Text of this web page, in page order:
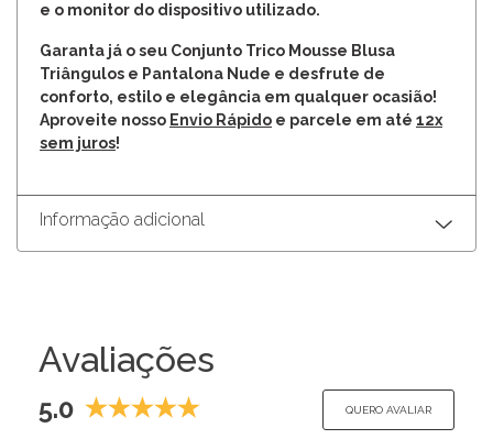
e o monitor do dispositivo utilizado.
Garanta já o seu Conjunto Trico Mousse Blusa
Triângulos e Pantalona Nude e desfrute de
conforto, estilo e elegância em qualquer ocasião!
Aproveite nosso Envio Rápido e parcele em até 12x
sem juros!
Informação adicional
Avaliações
5.0 QUERO AVALIAR